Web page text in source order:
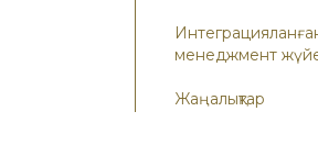
менеджмент
Жаңалықтар